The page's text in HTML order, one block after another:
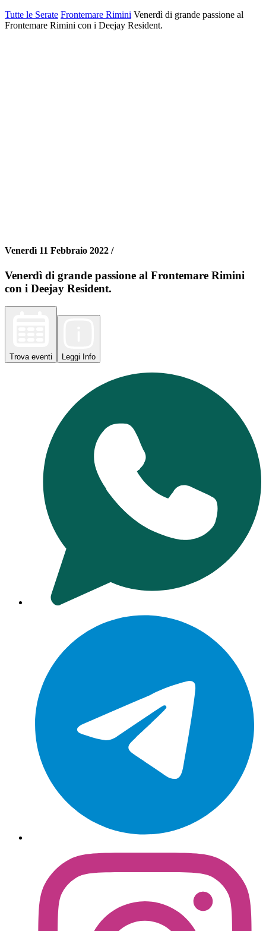
Tutte le Serate Frontemare Rimini Venerdì di grande passione al
Frontemare Rimini con i Deejay Resident.
Venerdì 11 Febbraio 2022 /
Venerdì di grande passione al Frontemare Rimini
con i Deejay Resident.
Trova eventi Leggi Info